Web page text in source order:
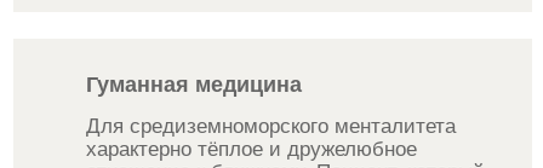
Гуманная медицина
Для средиземноморского менталитета
характерно тёплое и дружелюбное